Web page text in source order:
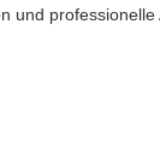
und professionelle